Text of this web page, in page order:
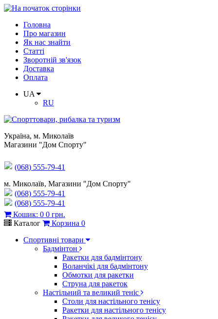
Головна
Про магазин
Як нас знайти
Статті
Зворотній зв'язок
Доставка
Оплата
UA
RU
Україна, м. Миколаїв
Магазини "Дом Спорту"
(068) 555-79-41
м. Миколаїв, Магазини "Дом Спорту"
(068) 555-79-41
(068) 555-79-41
Кошик: 0 0 грн.
Каталог
Корзина 0
Спортивні товари
Бадмінтон
Ракетки для бадмінтону
Воланчікі для бадмінтону
Обмотки для ракетки
Струна для ракеток
Настільний та великий теніс
Столи для настільного тенісу
Ракетки для настільного тенісу